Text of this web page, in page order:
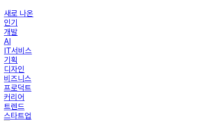
새로 나온
인기
개발
AI
IT서비스
기획
디자인
비즈니스
프로덕트
커리어
트렌드
스타트업